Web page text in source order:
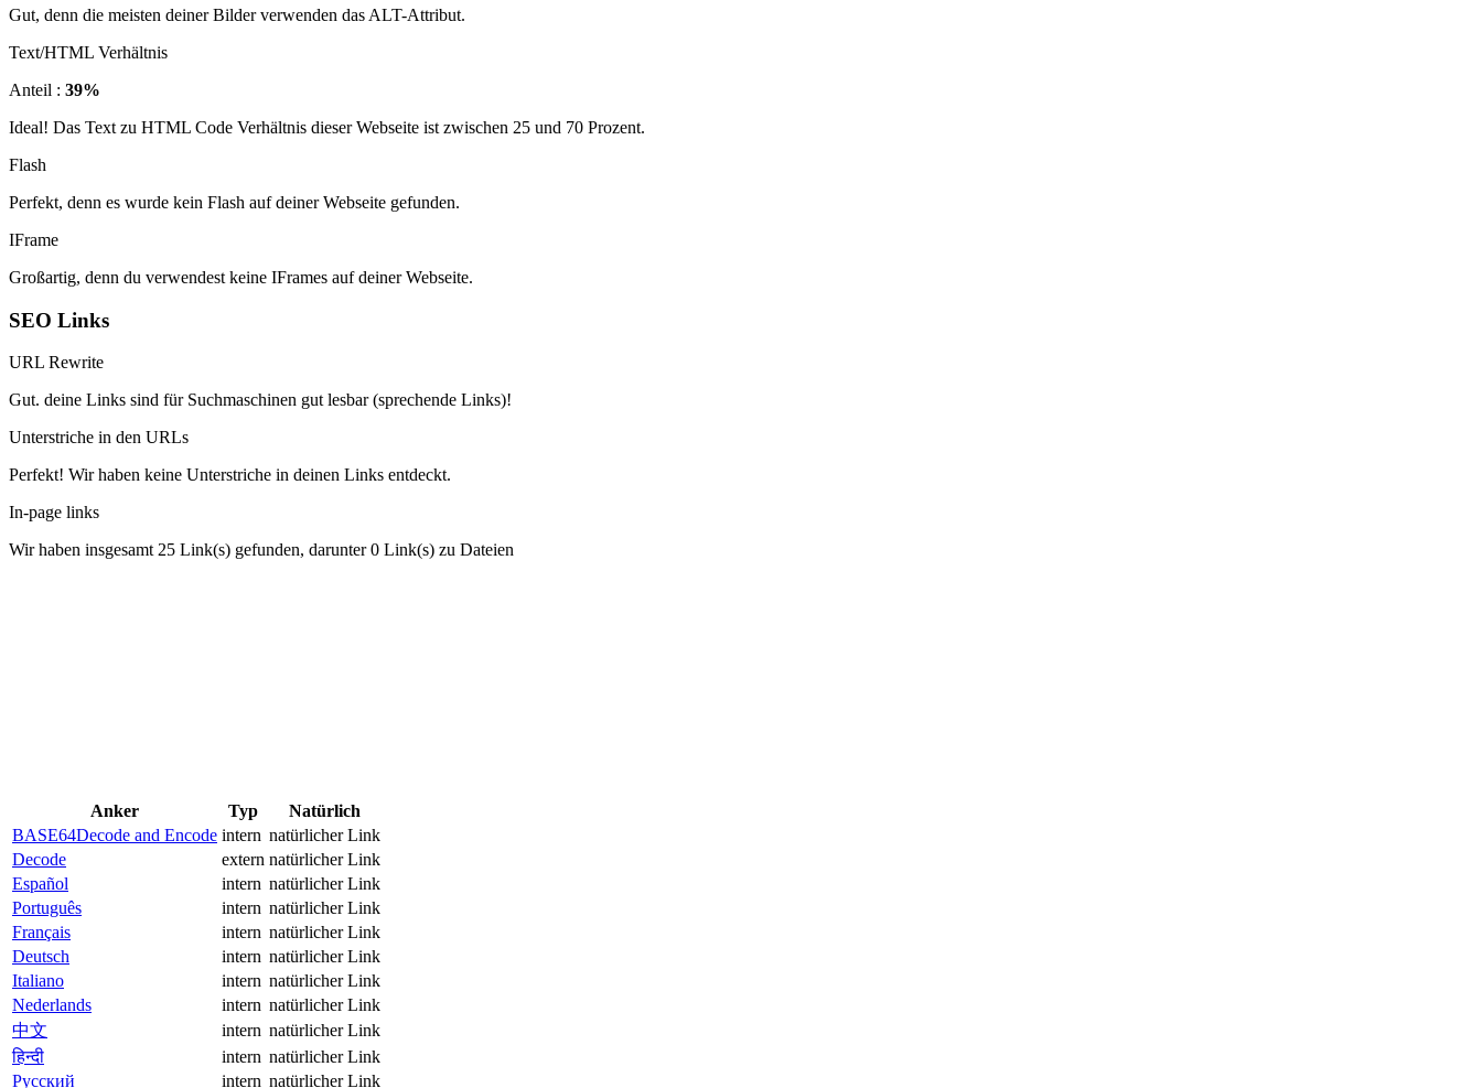
Gut, denn die meisten deiner Bilder verwenden das ALT-Attribut.
Text/HTML Verhältnis
Anteil : 39%
Ideal! Das Text zu HTML Code Verhältnis dieser Webseite ist zwischen 25 und 70 Prozent.
Flash
Perfekt, denn es wurde kein Flash auf deiner Webseite gefunden.
IFrame
Großartig, denn du verwendest keine IFrames auf deiner Webseite.
SEO Links
URL Rewrite
Gut. deine Links sind für Suchmaschinen gut lesbar (sprechende Links)!
Unterstriche in den URLs
Perfekt! Wir haben keine Unterstriche in deinen Links entdeckt.
In-page links
Wir haben insgesamt 25 Link(s) gefunden, darunter 0 Link(s) zu Dateien
Anker Typ
Natürlich
BASE64Decode and Encode intern natürlicher Link
Decode
extern natürlicher Link
Español
intern natürlicher Link
Português
intern natürlicher Link
Français
intern natürlicher Link
Deutsch
intern natürlicher Link
Italiano
intern natürlicher Link
Nederlands
intern natürlicher Link
中文
intern natürlicher Link
हिन्दी
intern natürlicher Link
Русский
intern natürlicher Link